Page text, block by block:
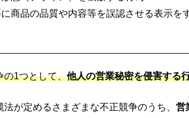
商品の品質や内容等を誤認させる表示を
の1つとして、他人の営業秘密を侵害する
が定めるさまざまな不正競争のうち、 営